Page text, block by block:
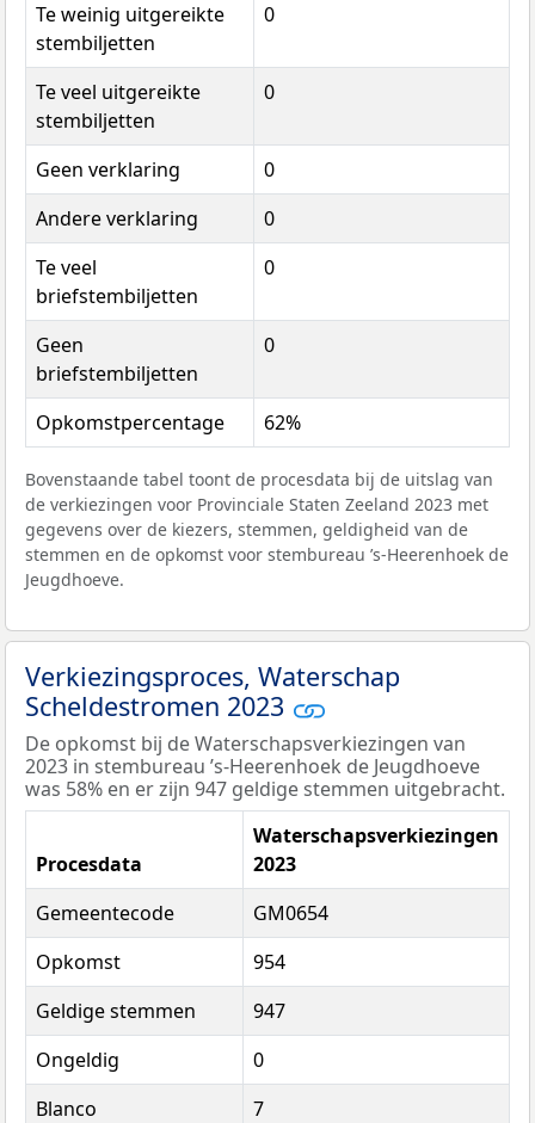
Te weinig uitgereikte
stembiljetten
0
Te veel uitgereikte
stembiljetten
0
Geen verklaring
0
Andere verklaring
0
Te veel
briefstembiljetten
0
Geen
briefstembiljetten
0
Opkomstpercentage 62%
Bovenstaande tabel toont de procesdata bij de uitslag van
de verkiezingen voor Provinciale Staten Zeeland 2023 met
gegevens over de kiezers, stemmen, geldigheid van de
stemmen en de opkomst voor stembureau ’s-Heerenhoek de
Jeugdhoeve.
Verkiezingsproces, Waterschap
Scheldestromen 2023
De opkomst bij de Waterschapsverkiezingen van
2023 in stembureau ’s-Heerenhoek de Jeugdhoeve
was 58% en er zijn 947 geldige stemmen uitgebracht.
Procesdata
Waterschapsverkiezingen
2023
Gemeentecode
GM0654
Opkomst
954
Geldige stemmen
947
Ongeldig
0
Blanco
7